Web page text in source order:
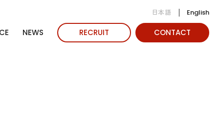
日本語 English
NEWS RECRUIT CONTACT